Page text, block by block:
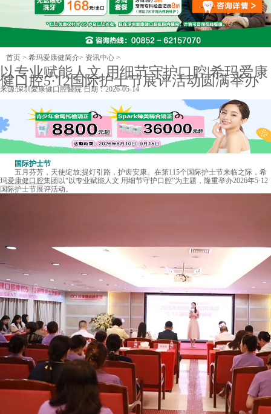
首页 > 希玛爱康健简介> 资讯中心 >
以专业赋能人文 用细节守护口腔|希玛爱康
健口腔5·12国际护士节展评活动圆满举办
来源:深圳愛康健口腔醫院日期：2026-05-14
国际护士节
五月芬芳，天使绽放;提灯引路，护齿安康。在第115个国际护士节来临之际，希
玛爱康健口腔集团以“以专业赋能人文 用细节守护口腔”为主题，隆重举办2026年5·12
国际护士节展评活动。